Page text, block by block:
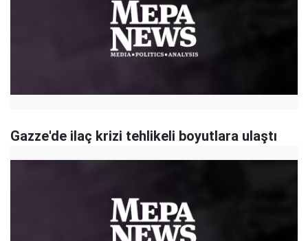
Gazze'de ilaç krizi tehlikeli boyutlara ulaştı